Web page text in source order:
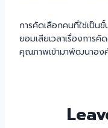
การคัดเลือกคนที่ใช่เป็
ยอมเสียเวลาเรื่องการ
คุณภาพเข้ามาพัฒนาอง